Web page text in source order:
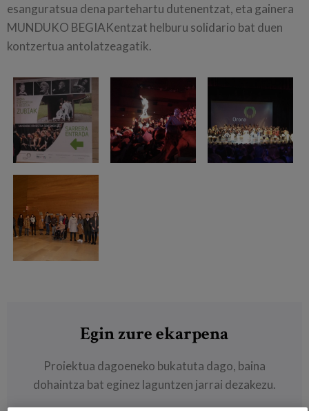
esanguratsua dena partehartu dutenentzat, eta gainera
MUNDUKO BEGIAKentzat helburu solidario bat duen
kontzertua antolatzeagatik.
Egin zure ekarpena
Proiektua dagoeneko bukatuta dago, baina
dohaintza bat eginez laguntzen jarrai dezakezu.